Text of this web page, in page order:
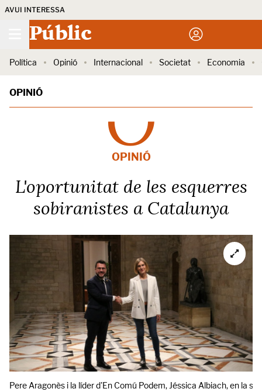
AVUI INTERESSA
Públic
Política Opinió Internacional Societat Economia
OPINIÓ
OPINIÓ
L'oportunitat de les esquerres
sobiranistes a Catalunya
Pere Aragonès i la líder d'En Comú Podem, Jéssica Albiach, en la